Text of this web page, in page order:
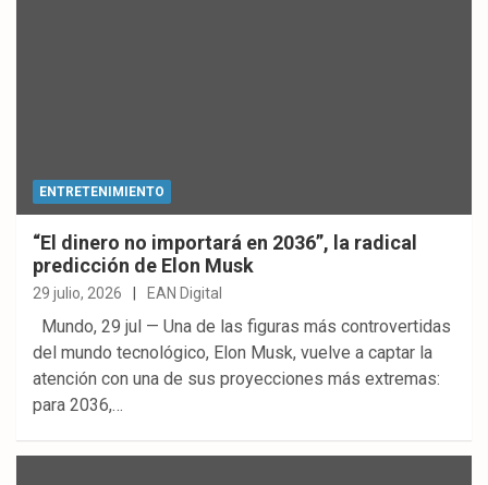
ENTRETENIMIENTO
“El dinero no importará en 2036”, la radical
predicción de Elon Musk
29 julio, 2026 EAN Digital
Mundo, 29 jul — Una de las figuras más controvertidas
del mundo tecnológico, Elon Musk, vuelve a captar la
atención con una de sus proyecciones más extremas:
para 2036,…